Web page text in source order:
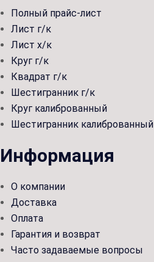
Полный прайс-лист
Лист г/к
Лист х/к
Круг г/к
Квадрат г/к
Шестигранник г/к
Круг калиброванный
Шестигранник калиброванный
Информация
О компании
Доставка
Оплата
Гарантия и возврат
Часто задаваемые вопросы